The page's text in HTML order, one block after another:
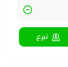
تبرع